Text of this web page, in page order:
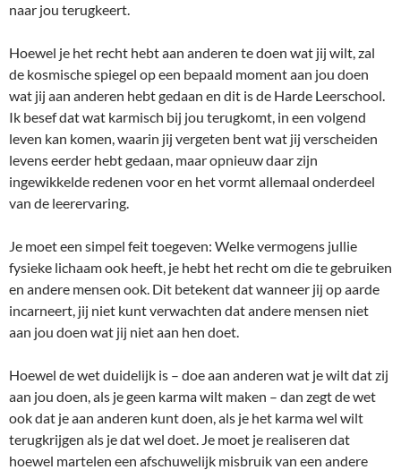
naar jou terugkeert.
Hoewel je het recht hebt aan anderen te doen wat jij wilt, zal
de kosmische spiegel op een bepaald moment aan jou doen
wat jij aan anderen hebt gedaan en dit is de Harde Leerschool.
Ik besef dat wat karmisch bij jou terugkomt, in een volgend
leven kan komen, waarin jij vergeten bent wat jij verscheiden
levens eerder hebt gedaan, maar opnieuw daar zijn
ingewikkelde redenen voor en het vormt allemaal onderdeel
van de leerervaring.
Je moet een simpel feit toegeven: Welke vermogens jullie
fysieke lichaam ook heeft, je hebt het recht om die te gebruiken
en andere mensen ook. Dit betekent dat wanneer jij op aarde
incarneert, jij niet kunt verwachten dat andere mensen niet
aan jou doen wat jij niet aan hen doet.
Hoewel de wet duidelijk is – doe aan anderen wat je wilt dat zij
aan jou doen, als je geen karma wilt maken – dan zegt de wet
ook dat je aan anderen kunt doen, als je het karma wel wilt
terugkrijgen als je dat wel doet. Je moet je realiseren dat
hoewel martelen een afschuwelijk misbruik van een andere